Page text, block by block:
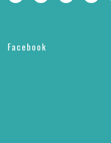
Facebook